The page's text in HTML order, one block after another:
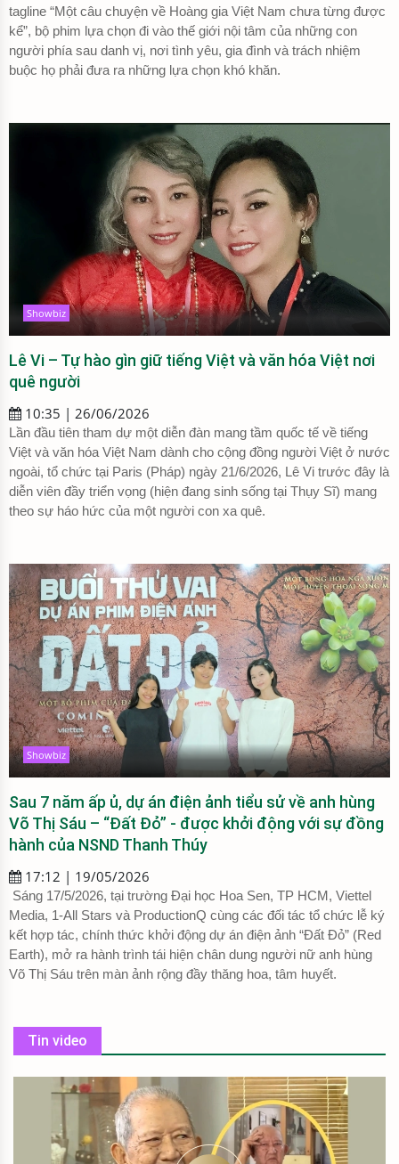
tagline “Một câu chuyện về Hoàng gia Việt Nam chưa từng được
kể”, bộ phim lựa chọn đi vào thế giới nội tâm của những con
người phía sau danh vị, nơi tình yêu, gia đình và trách nhiệm
buộc họ phải đưa ra những lựa chọn khó khăn.
Showbiz
Lê Vi – Tự hào gìn giữ tiếng Việt và văn hóa Việt nơi
quê người
10:35 | 26/06/2026
Lần đầu tiên tham dự một diễn đàn mang tầm quốc tế về tiếng
Việt và văn hóa Việt Nam dành cho cộng đồng người Việt ở nước
ngoài, tổ chức tại Paris (Pháp) ngày 21/6/2026, Lê Vi trước đây là
diễn viên đầy triển vọng (hiện đang sinh sống tại Thụy Sĩ) mang
theo sự háo hức của một người con xa quê.
Showbiz
Sau 7 năm ấp ủ, dự án điện ảnh tiểu sử về anh hùng
Võ Thị Sáu – “Đất Đỏ” - được khởi động với sự đồng
hành của NSND Thanh Thúy
17:12 | 19/05/2026
Sáng 17/5/2026, tại trường Đại học Hoa Sen, TP HCM, Viettel
Media, 1-All Stars và ProductionQ cùng các đối tác tổ chức lễ ký
kết hợp tác, chính thức khởi động dự án điện ảnh “Đất Đỏ” (Red
Earth), mở ra hành trình tái hiện chân dung người nữ anh hùng
Võ Thị Sáu trên màn ảnh rộng đầy thăng hoa, tâm huyết.
Tin video